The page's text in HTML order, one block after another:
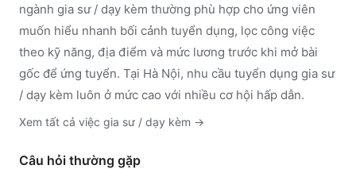
ngành gia sư / dạy kèm thường phù hợp cho ứng viên
muốn hiểu nhanh bối cảnh tuyển dụng, lọc công việc
theo kỹ năng, địa điểm và mức lương trước khi mở bài
gốc để ứng tuyển. Tại Hà Nội, nhu cầu tuyển dụng gia sư
/ dạy kèm luôn ở mức cao với nhiều cơ hội hấp dẫn.
Xem tất cả việc gia sư / dạy kèm →
Câu hỏi thường gặp